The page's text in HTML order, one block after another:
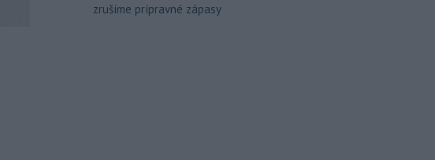
zrušíme prípravné zápasy